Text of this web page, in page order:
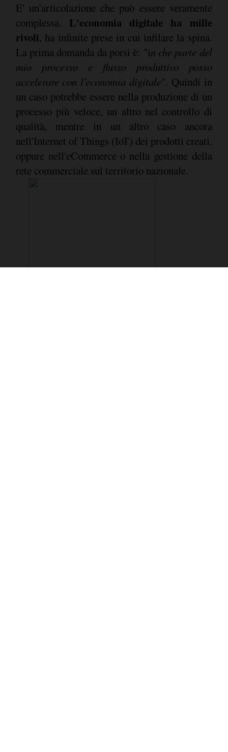
E' un'articolazione che può essere veramente
complessa. L'economia digitale ha mille
rivoli, ha infinite prese in cui infilare la spina.
La prima domanda da porsi è: "in che parte del
mio processo e flusso produttivo posso
accelerare con l'economia digitale". Quindi in
un caso potrebbe essere nella produzione di un
processo più veloce, un altro nel controllo di
qualità, mentre in un altro caso ancora
nell'Internet of Things (IoT) dei prodotti creati,
oppure nell'eCommerce o nella gestione della
rete commerciale sul territorio nazionale.